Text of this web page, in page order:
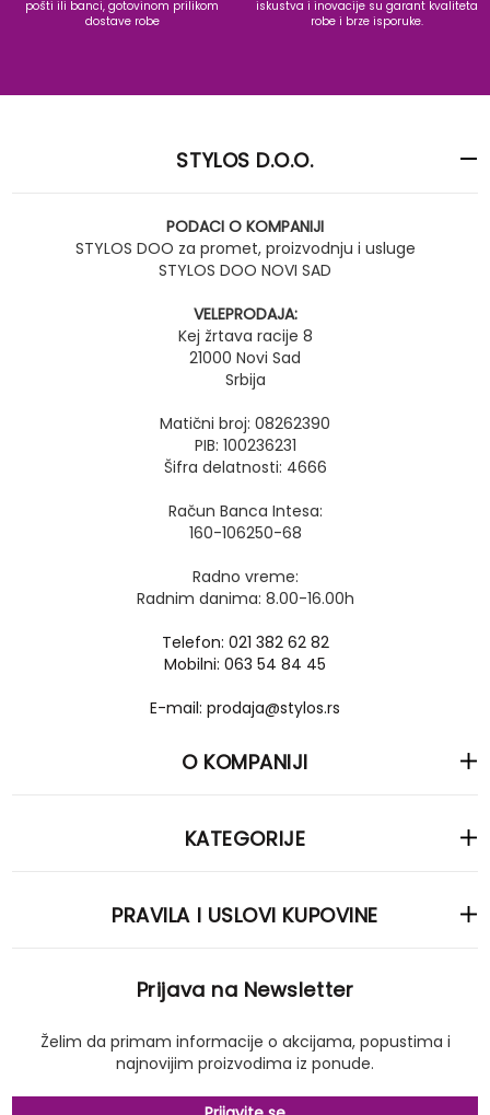
pošti ili banci, gotovinom prilikom
dostave robe
iskustva i inovacije su garant kvaliteta
robe i brze isporuke.
STYLOS D.O.O.
PODACI O KOMPANIJI
STYLOS DOO za promet, proizvodnju i usluge
STYLOS DOO NOVI SAD
VELEPRODAJA:
Kej žrtava racije 8
21000 Novi Sad
Srbija
Matični broj: 08262390
PIB: 100236231
Šifra delatnosti: 4666
Račun Banca Intesa:
160-106250-68
Radno vreme:
Radnim danima: 8.00-16.00h
Telefon: 021 382 62 82
Mobilni: 063 54 84 45
E-mail: prodaja@stylos.rs
O KOMPANIJI
KATEGORIJE
PRAVILA I USLOVI KUPOVINE
Prijava na Newsletter
Želim da primam informacije o akcijama, popustima i
najnovijim proizvodima iz ponude.